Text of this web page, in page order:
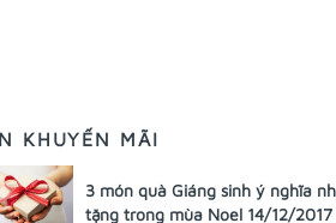
KHUYẾN MÃI
3 món quà Giáng sinh ý nghĩa
tặng trong mùa Noel 14/12/2017